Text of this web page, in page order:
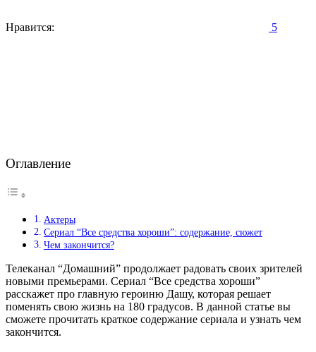
Нравится: 5
Оглавление
Актеры
Сериал “Все средства хороши”: содержание, сюжет
Чем закончится?
Телеканал “Домашний” продолжает радовать своих зрителей
новыми премьерами. Сериал “Все средства хороши”
расскажет про главную героиню Дашу, которая решает
поменять свою жизнь на 180 градусов. В данной статье вы
сможете прочитать краткое содержание сериала и узнать чем
закончится.